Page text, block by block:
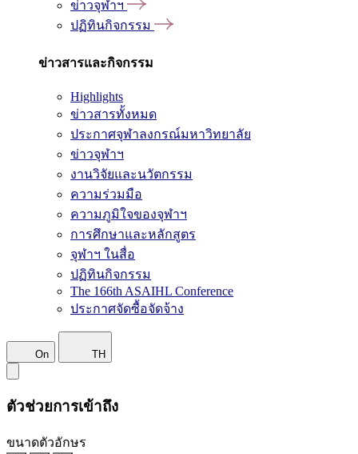
ข่าวจุฬาฯ
ปฏิทินกิจกรรม
ข่าวสารและกิจกรรม
Highlights
ข่าวสารทั้งหมด
ประกาศจุฬาลงกรณ์มหาวิทยาลัย
ข่าวจุฬาฯ
งานวิจัยและนวัตกรรม
ความร่วมมือ
ความภูมิใจของจุฬาฯ
การศึกษาและหลักสูตร
จุฬาฯ ในสื่อ
ปฏิทินกิจกรรม
The 166th ASAIHL Conference
ประกาศจัดซื้อจัดจ้าง
On TH
ตัวช่วยการเข้าถึง
ขนาดตัวอักษร